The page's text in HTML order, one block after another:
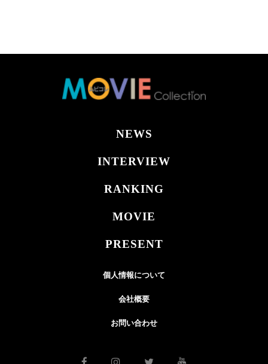
NEWS
INTERVIEW
RANKING
MOVIE
PRESENT
個人情報について
会社概要
お問い合わせ